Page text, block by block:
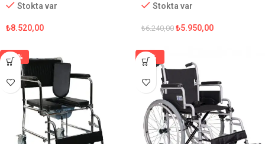
Stokta var
₺8.520,00
Stokta var
₺6.240,00 ₺5.950,00
-15% -1%